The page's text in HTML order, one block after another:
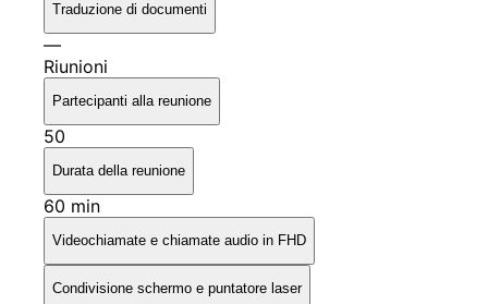
Traduzione di documenti
—
Riunioni
Partecipanti alla reunione
50
Durata della reunione
60 min
Videochiamate e chiamate audio in FHD
Condivisione schermo e puntatore laser